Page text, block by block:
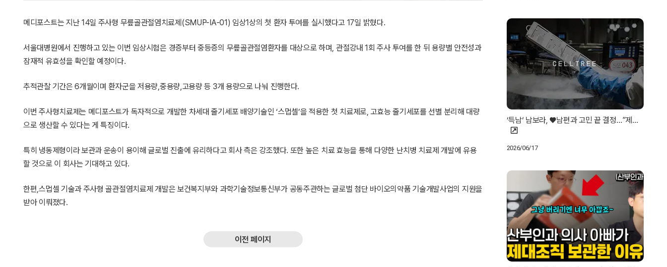
메디포스트는 지난 14일 주사형 무릎골관절염치료제(SMUP-IA-01) 임상1상의 첫 환자 투여를 실시했다고 17일 밝혔다.
서울대병원에서 진행하고 있는 이번 임상시험은 경증부터 중등증의 무릎골관절염환자를 대상으로 하며, 관절강내 1회 주사 투여를 한 뒤 용량별 안전성과
잠재적 유효성을 확인할 예정이다.
추적관찰 기간은 6개월이며 환자군을 저용량,중용량,고용량 등 3개 용량으로 나눠 진행한다.
이번 주사형치료제는 메디포스트가 독자적으로 개발한 차세대 줄기세포 배양기술인 ‘스멉셀’을 적용한 첫 치료제로, 고효능 줄기세포를 선별 분리해 대량
으로 생산할 수 있다는 게 특징이다.
특히 냉동제형이라 보관과 운송이 용이해 글로벌 진출에 유리하다고 회사 측은 강조했다. 또한 높은 치료 효능을 통해 다양한 난치병 치료제 개발에 유용
할 것으로 이 회사는 기대하고 있다.
한편,스멉셀 기술과 주사형 골관절염치료제 개발은 보건복지부와 과학기술정보통신부가 공동주관하는 글로벌 첨단 바이오의약품 기술개발사업의 지원을
받아 이뤄졌다.
이전 페이지
‘득남’ 남보라, ♥남편과 고민 끝 결정…”제…
2026/06/17